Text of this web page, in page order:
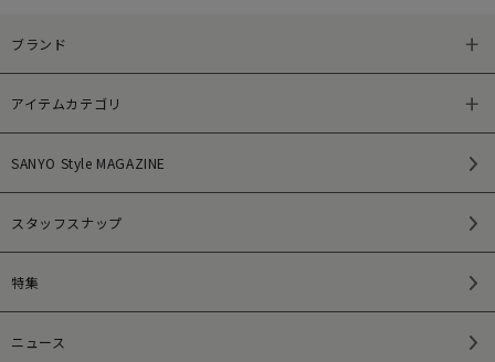
ブランド
アイテムカテゴリ
SANYO Style MAGAZINE
スタッフスナップ
特集
ニュース